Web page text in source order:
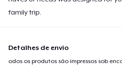
family trip.
Detalhes de envio
odos os produtos são impressos sob